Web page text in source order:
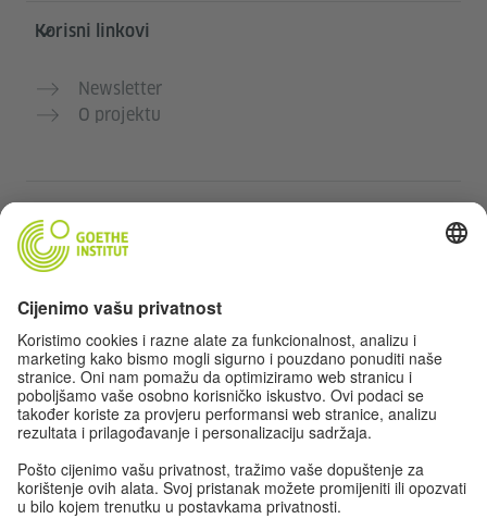
Korisni linkovi
Newsletter
O projektu
Kurse njemačkog jezika Goethe-Instituta
Portal za nastavnike „Deutschstunde“
Privatnost i pristupačnost
Postavke privatnosti